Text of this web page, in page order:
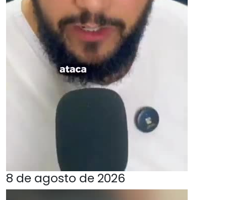
8 de agosto de 2026